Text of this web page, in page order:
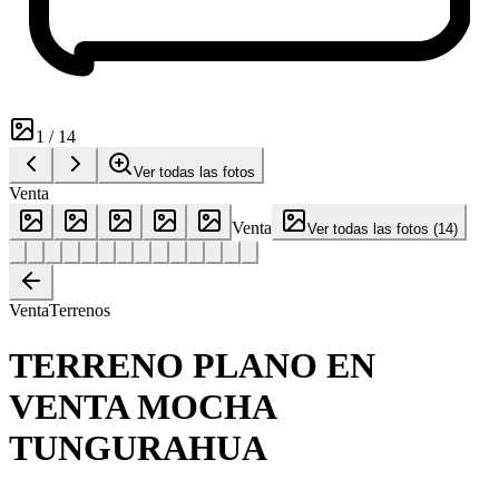
1 / 14
Ver todas las fotos
Venta
Venta
Ver todas las fotos (14)
VentaTerrenos
TERRENO PLANO EN
VENTA MOCHA
TUNGURAHUA